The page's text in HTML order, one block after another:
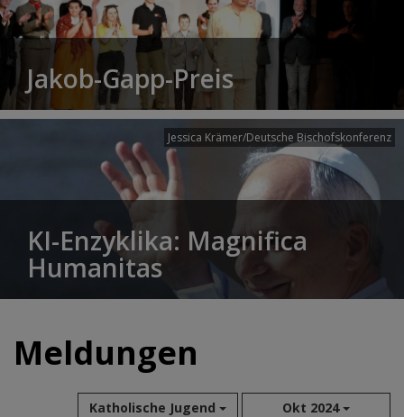
Jakob-Gapp-Preis
Jessica Krämer/Deutsche Bischofskonferenz
KI-Enzyklika: Magnifica
Humanitas
Meldungen
Katholische Jugend Okt 2024